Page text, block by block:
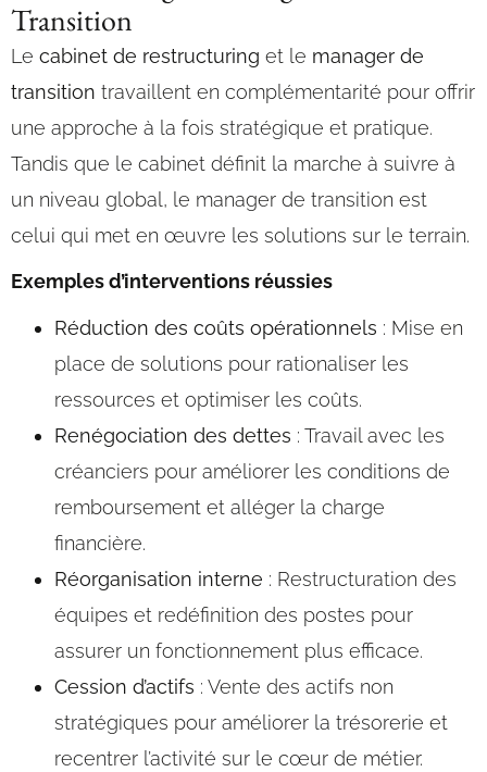
Transition
Le cabinet de restructuring et le manager de
transition travaillent en complémentarité pour offrir
une approche à la fois stratégique et pratique.
Tandis que le cabinet définit la marche à suivre à
un niveau global, le manager de transition est
celui qui met en œuvre les solutions sur le terrain.
Exemples d’interventions réussies
Réduction des coûts opérationnels : Mise en
place de solutions pour rationaliser les
ressources et optimiser les coûts.
Renégociation des dettes : Travail avec les
créanciers pour améliorer les conditions de
remboursement et alléger la charge
financière.
Réorganisation interne : Restructuration des
équipes et redéfinition des postes pour
assurer un fonctionnement plus efficace.
Cession d’actifs : Vente des actifs non
stratégiques pour améliorer la trésorerie et
recentrer l’activité sur le cœur de métier.